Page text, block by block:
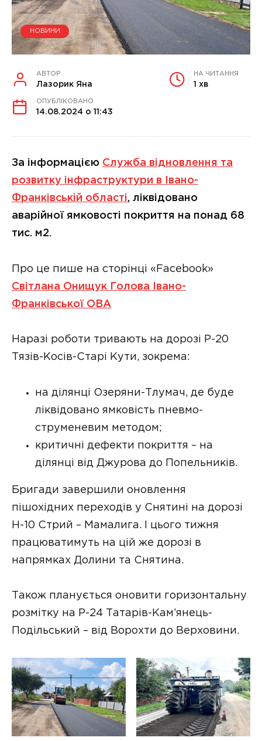
НОВИНИ
АВТОР
Лазорик Яна
НА ЧИТАННЯ
1 хв
ОПУБЛІКОВАНО
14.08.2024 о 11:43
За інформацією Служба відновлення та
розвитку інфраструктури в Івано-
Франківській області, ліквідовано
аварійної ямковості покриття на понад 68
тис. м2.
Про це пише на сторінці «Facebook»
Світлана Онищук Голова Івано-
Франківської ОВА
Наразі роботи тривають на дорозі Р-20
Тязів-Косів-Старі Кути, зокрема:
на ділянці Озеряни-Тлумач, де буде
ліквідовано ямковість пневмо-
струменевим методом;
критичні дефекти покриття – на
ділянці від Джурова до Попельників.
Бригади завершили оновлення
пішохідних переходів у Снятині на дорозі
Н-10 Стрий – Мамалига. І цього тижня
працюватимуть на цій же дорозі в
напрямках Долини та Снятина.
Також планується оновити горизонтальну
розмітку на Р-24 Татарів-Кам’янець-
Подільський – від Ворохти до Верховини.